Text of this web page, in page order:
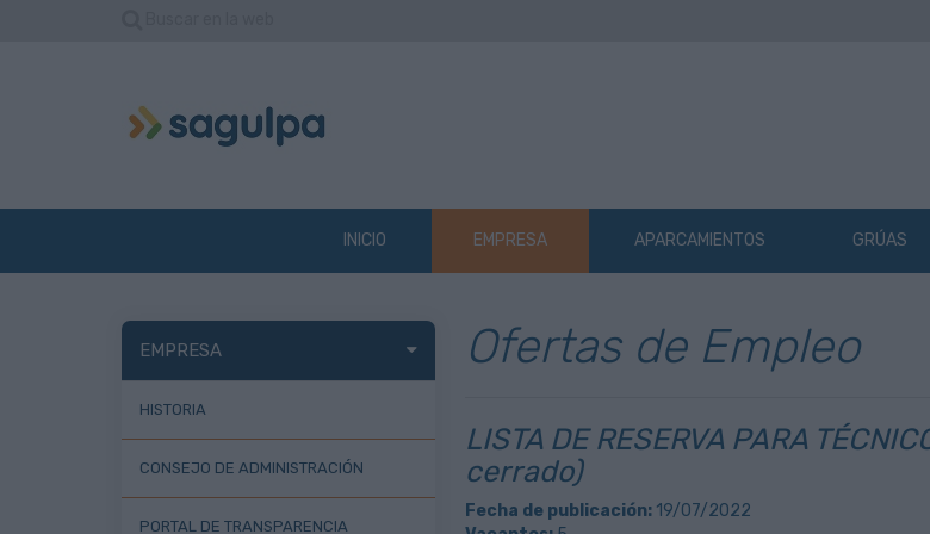
INICIO EMPRESA APARCAMIENTOS GRÚAS
EMPRESA
HISTORIA
CONSEJO DE ADMINISTRACIÓN
PORTAL DE TRANSPARENCIA
Ofertas de Empleo
LISTA DE RESERVA PARA
cerrado)
Fecha de publicación:19/07/2022